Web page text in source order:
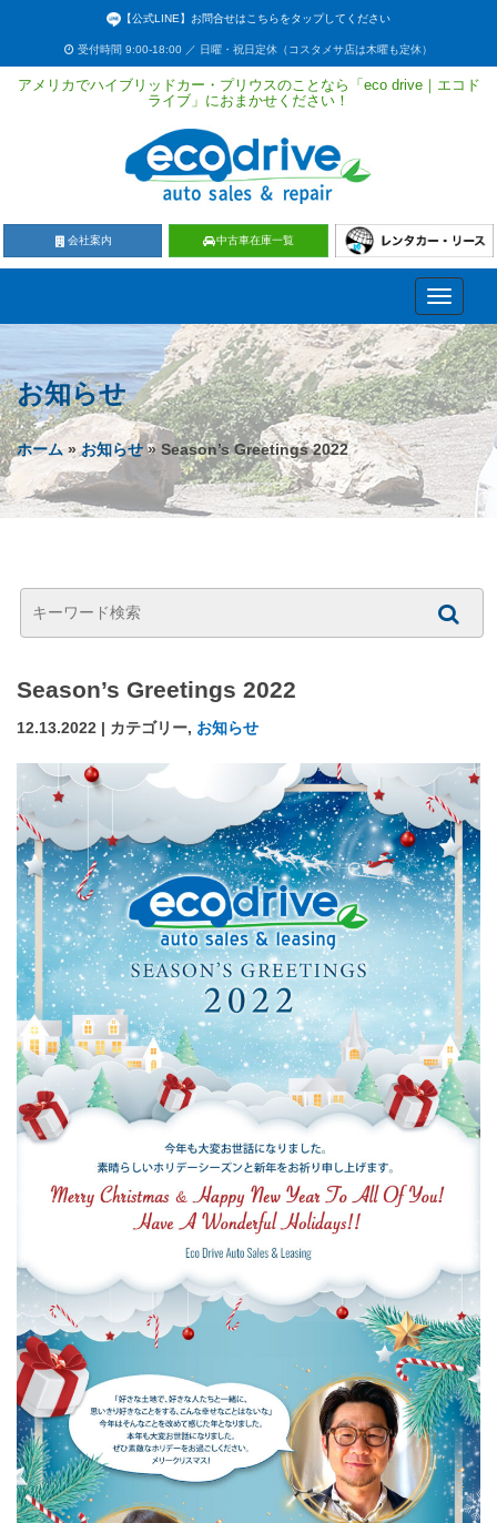
【公式LINE】お問合せはこちらをタップしてください
受付時間 9:00-18:00 ／ 日曜・祝日定休（コスタメサ店は木曜も定休）
アメリカでハイブリッドカー・プリウスのことなら「eco drive｜エコド
ライブ」におまかせください！
会社案内 中古車在庫一覧
Toggle
お知らせ
ホーム»お知らせ» Season’s Greetings 2022
Season’s Greetings 2022
12.13.2022 | カテゴリー, お知らせ